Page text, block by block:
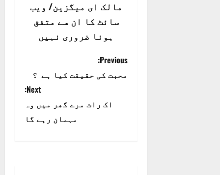
مالک ای میگزین/ ویب
سائٹ کا ان سے متفق
ہونا ضروری نہیں
P
o
Previous:
محبت کی حقیقت کیا ہے ؟
Next:
اک رات مرے گھر میں وہ
مہمان رہے گا